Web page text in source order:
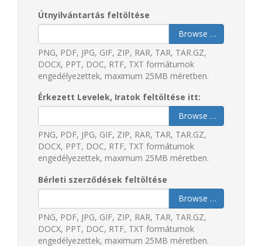
Útnyilvántartás feltöltése
Browse …
PNG, PDF, JPG, GIF, ZIP, RAR, TAR, TAR.GZ,
DOCX, PPT, DOC, RTF, TXT formátumok
engedélyezettek, maximum 25MB méretben.
Érkezett Levelek, Iratok feltöltése itt:
Browse …
PNG, PDF, JPG, GIF, ZIP, RAR, TAR, TAR.GZ,
DOCX, PPT, DOC, RTF, TXT formátumok
engedélyezettek, maximum 25MB méretben.
Bérleti szerződések feltöltése
Browse …
PNG, PDF, JPG, GIF, ZIP, RAR, TAR, TAR.GZ,
DOCX, PPT, DOC, RTF, TXT formátumok
engedélyezettek, maximum 25MB méretben.